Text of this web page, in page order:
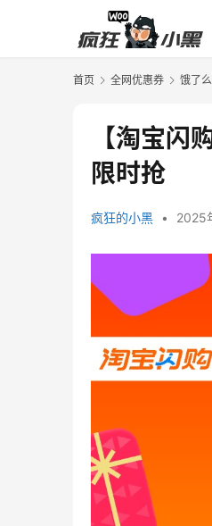
首页 全网优惠券 饿了
【淘宝闪
限时抢
疯狂的小黑 • 2025